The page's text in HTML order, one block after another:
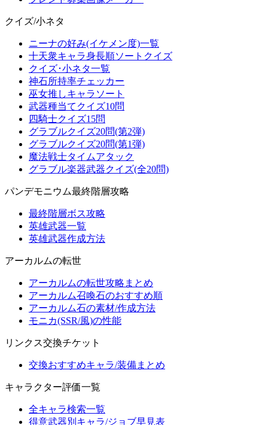
クイズ/小ネタ
ニーナの好み(イケメン度)一覧
十天衆キャラ身長順ソートクイズ
クイズ･小ネタ一覧
神石所持率チェッカー
巫女推しキャラソート
武器種当てクイズ10問
四騎士クイズ15問
グラブルクイズ20問(第2弾)
グラブルクイズ20問(第1弾)
魔法戦士タイムアタック
グラブル楽器武器クイズ(全20問)
パンデモニウム最終階層攻略
最終階層ボス攻略
英雄武器一覧
英雄武器作成方法
アーカルムの転世
アーカルムの転世攻略まとめ
アーカルム召喚石のおすすめ順
アーカルム石の素材/作成方法
モニカ(SSR/風)の性能
リンクス交換チケット
交換おすすめキャラ/装備まとめ
キャラクター評価一覧
全キャラ検索一覧
得意武器別キャラ/ジョブ早見表